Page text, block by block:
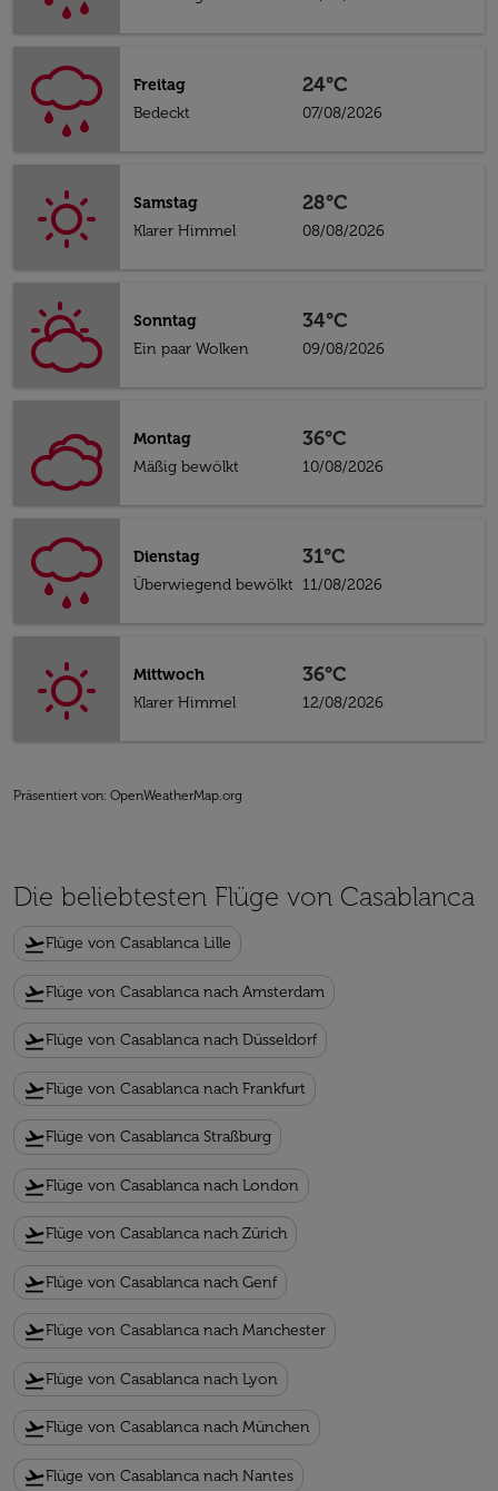
Freitag
Bedeckt
24°C
07/08/2026
Samstag
Klarer Himmel
28°C
08/08/2026
Sonntag
Ein paar Wolken
34°C
09/08/2026
Montag
Mäßig bewölkt
36°C
10/08/2026
Dienstag
Überwiegend bewölkt
31°C
11/08/2026
Mittwoch
Klarer Himmel
36°C
12/08/2026
Präsentiert von: OpenWeatherMap.org
Die beliebtesten Flüge von Casablanca
flight_takeoffFlüge von Casablanca Lille
flight_takeoffFlüge von Casablanca nach Amsterdam
flight_takeoffFlüge von Casablanca nach Düsseldorf
flight_takeoffFlüge von Casablanca nach Frankfurt
flight_takeoffFlüge von Casablanca Straßburg
flight_takeoffFlüge von Casablanca nach London
flight_takeoffFlüge von Casablanca nach Zürich
flight_takeoffFlüge von Casablanca nach Genf
flight_takeoffFlüge von Casablanca nach Manchester
flight_takeoffFlüge von Casablanca nach Lyon
flight_takeoffFlüge von Casablanca nach München
flight_takeoffFlüge von Casablanca nach Nantes